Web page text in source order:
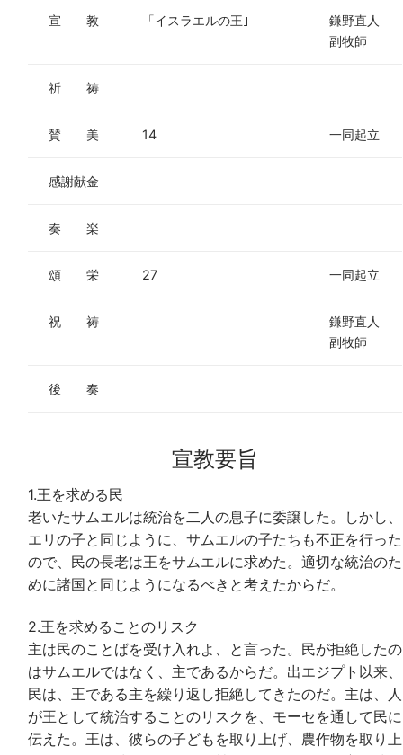
宣 教 「イスラエルの王｣
鎌野直人
副牧師
祈 祷
賛 美 14 一同起立
感謝献金
奏 楽
頌 栄 27 一同起立
祝 祷
鎌野直人
副牧師
後 奏
宣教要旨
1.王を求める民
老いたサムエルは統治を二人の息子に委譲した。しかし、
エリの子と同じように、サムエルの子たちも不正を行った
ので、民の長老は王をサムエルに求めた。適切な統治のた
めに諸国と同じようになるべきと考えたからだ。
2.王を求めることのリスク
主は民のことばを受け入れよ、と言った。民が拒絶したの
はサムエルではなく、主であるからだ。出エジプト以来、
民は、王である主を繰り返し拒絶してきたのだ。主は、人
が王として統治することのリスクを、モーセを通して民に
伝えた。王は、彼らの子どもを取り上げ、農作物を取り上